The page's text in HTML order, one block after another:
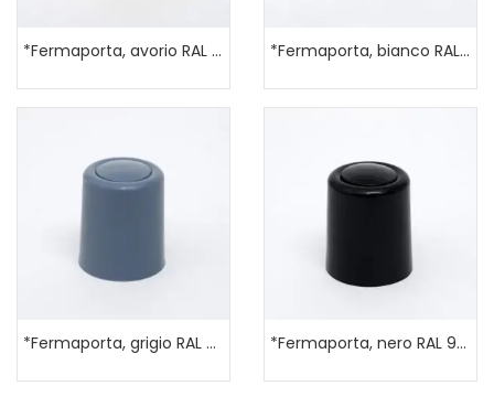
*Fermaporta, avorio RAL 1013 *Fermaporta, bianco RAL 9010
*Fermaporta, grigio RAL 7040 *Fermaporta, nero RAL 9005